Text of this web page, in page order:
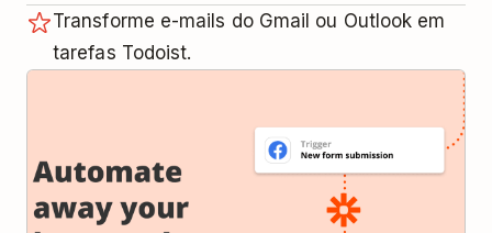
Transforme e-mails do Gmail ou Outlook em
tarefas Todoist.